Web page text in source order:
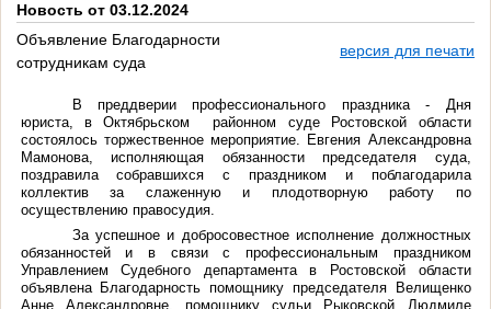
Новость от 03.12.2024
Объявление Благодарности
сотрудникам суда
версия для печати
В преддверии профессионального праздника - Дня
юриста, в Октябрьском районном суде Ростовской области
состоялось торжественное мероприятие. Евгения Александровна
Мамонова, исполняющая обязанности председателя суда,
поздравила собравшихся с праздником и поблагодарила
коллектив за слаженную и плодотворную работу по
осуществлению правосудия.
За успешное и добросовестное исполнение должностных
обязанностей и в связи с профессиональным праздником
Управлением Судебного департамента в Ростовской области
объявлена Благодарность помощнику председателя Велищенко
Анне Александровне, помощнику судьи Рыковской Людмиле